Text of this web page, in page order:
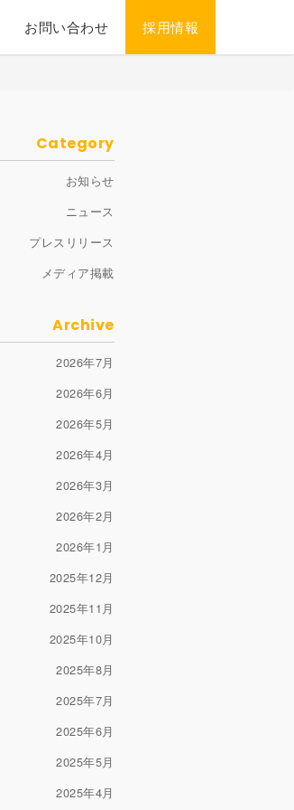
お問い合わせ 採用情報
Category
お知らせ
ニュース
プレスリリース
メディア掲載
Archive
2026年7月
2026年6月
2026年5月
2026年4月
2026年3月
2026年2月
2026年1月
2025年12月
2025年11月
2025年10月
2025年8月
2025年7月
2025年6月
2025年5月
2025年4月